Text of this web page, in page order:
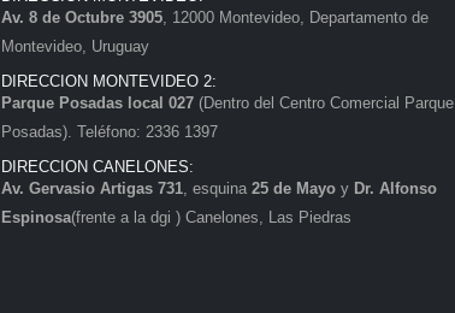
Av. 8 de Octubre 3905, 12000 Montevideo, Departamento de
Montevideo, Uruguay
DIRECCION MONTEVIDEO 2:
Parque Posadas local 027 (Dentro del Centro Comercial Parque
Posadas). Teléfono: 2336 1397
DIRECCION CANELONES:
Av. Gervasio Artigas 731, esquina 25 de Mayo y Dr. Alfonso
Espinosa(frente a la dgi ) Canelones, Las Piedras